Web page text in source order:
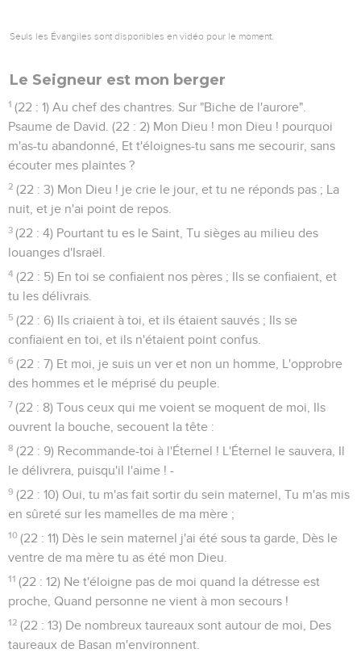
Seuls les Évangiles sont disponibles en vidéo pour le moment.
Le Seigneur est mon berger
1 (22 : 1) Au chef des chantres. Sur "Biche de l'aurore".
Psaume de David. (22 : 2) Mon Dieu ! mon Dieu ! pourquoi
m'as-tu abandonné, Et t'éloignes-tu sans me secourir, sans
écouter mes plaintes ?
2 (22 : 3) Mon Dieu ! je crie le jour, et tu ne réponds pas ; La
nuit, et je n'ai point de repos.
3 (22 : 4) Pourtant tu es le Saint, Tu sièges au milieu des
louanges d'Israël.
4 (22 : 5) En toi se confiaient nos pères ; Ils se confiaient, et
tu les délivrais.
5 (22 : 6) Ils criaient à toi, et ils étaient sauvés ; Ils se
confiaient en toi, et ils n'étaient point confus.
6 (22 : 7) Et moi, je suis un ver et non un homme, L'opprobre
des hommes et le méprisé du peuple.
7 (22 : 8) Tous ceux qui me voient se moquent de moi, Ils
ouvrent la bouche, secouent la tête :
8 (22 : 9) Recommande-toi à l'Éternel ! L'Éternel le sauvera, Il
le délivrera, puisqu'il l'aime ! -
9 (22 : 10) Oui, tu m'as fait sortir du sein maternel, Tu m'as mis
en sûreté sur les mamelles de ma mère ;
10 (22 : 11) Dès le sein maternel j'ai été sous ta garde, Dès le
ventre de ma mère tu as été mon Dieu.
11 (22 : 12) Ne t'éloigne pas de moi quand la détresse est
proche, Quand personne ne vient à mon secours !
12 (22 : 13) De nombreux taureaux sont autour de moi, Des
taureaux de Basan m'environnent.